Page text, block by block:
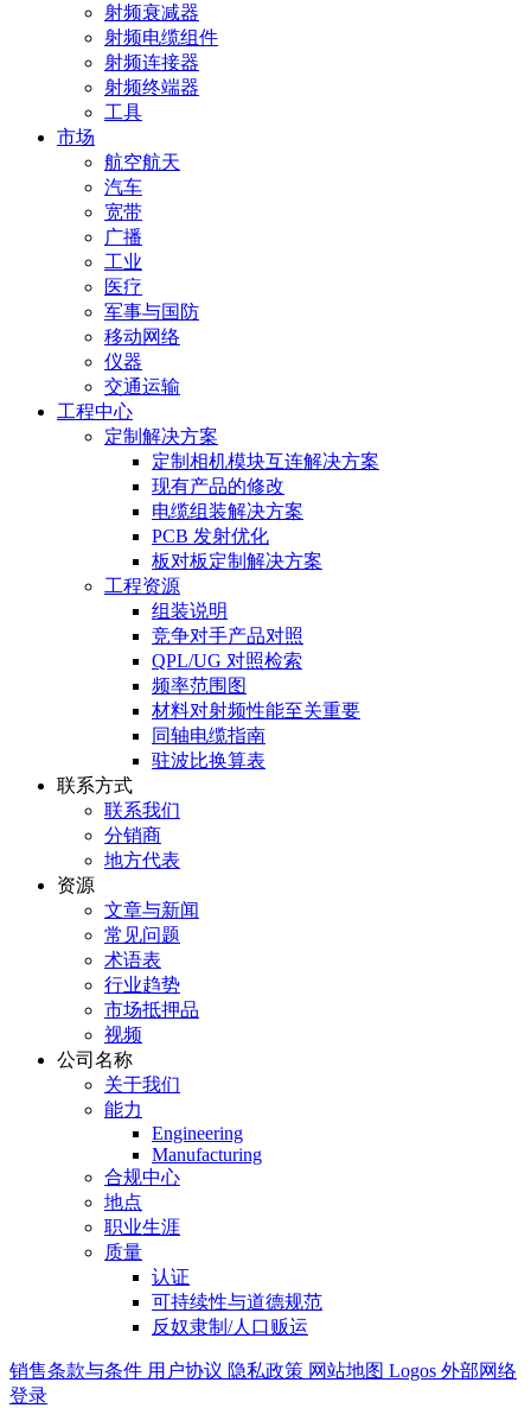
射频衰减器
射频电缆组件
射频连接器
射频终端器
工具
市场
航空航天
汽车
宽带
广播
工业
医疗
军事与国防
移动网络
仪器
交通运输
工程中心
定制解决方案
定制相机模块互连解决方案
现有产品的修改
电缆组装解决方案
PCB 发射优化
板对板定制解决方案
工程资源
组装说明
竞争对手产品对照
QPL/UG 对照检索
频率范围图
材料对射频性能至关重要
同轴电缆指南
驻波比换算表
联系方式
联系我们
分销商
地方代表
资源
文章与新闻
常见问题
术语表
行业趋势
市场抵押品
视频
公司名称
关于我们
能力
Engineering
Manufacturing
合规中心
地点
职业生涯
质量
认证
可持续性与道德规范
反奴隶制/人口贩运
销售条款与条件 用户协议 隐私政策 网站地图 Logos 外部网络
登录